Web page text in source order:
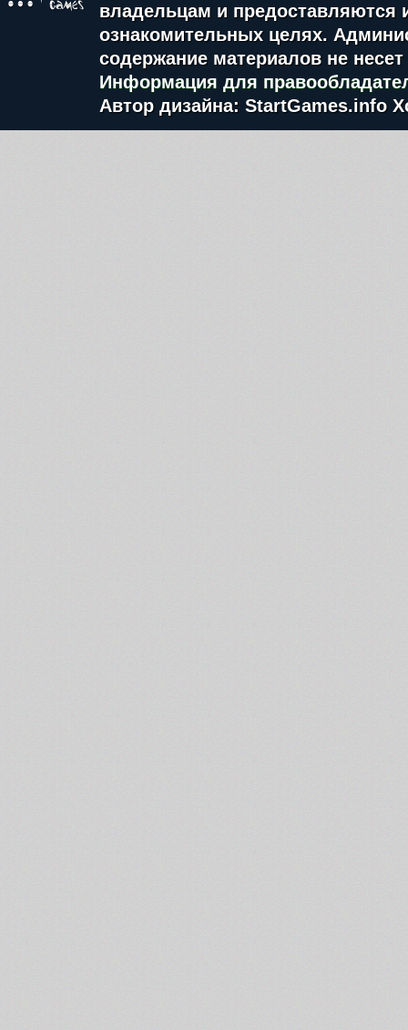
владельцам и предоставляются
ознакомительных целях.
содержание материалов не
Информация для
Автор дизайна: StartGames.info